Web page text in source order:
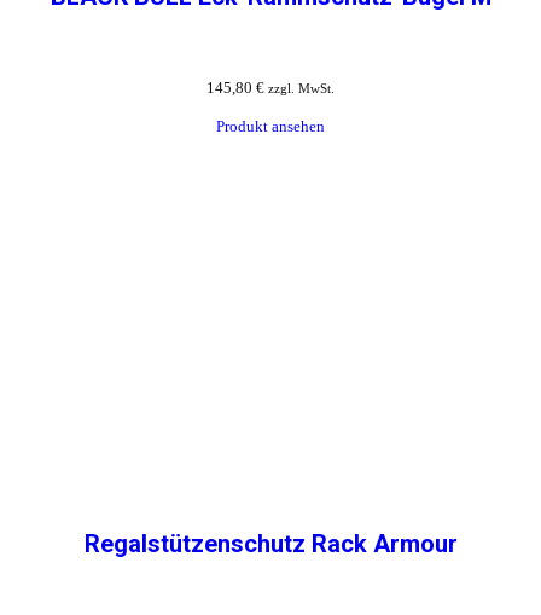
145,80 € zzgl. MwSt.
Produkt ansehen
Regalstützenschutz Rack Armour